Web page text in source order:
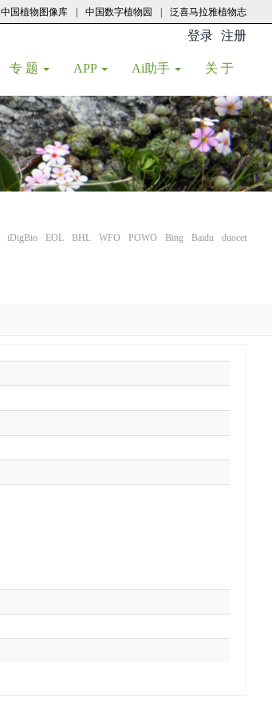
中国植物图像库 中国数字植物园 泛喜马拉雅植物志
登录 注册
专 题 APP Ai助手 关 于
iDigBio EOL BHL WFO POWO Bing Baidu duocet